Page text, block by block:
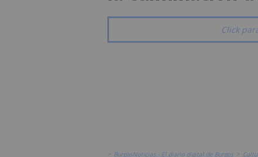
Click
> BurgosNoticias - El diario digital de Burgos >